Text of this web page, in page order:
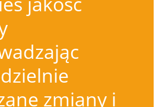
zmiany i